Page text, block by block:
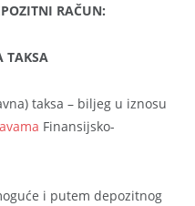
RAČUN:
TAKSA
taksa – biljeg u iznosu
Finansijsko-
i putem depozitnog